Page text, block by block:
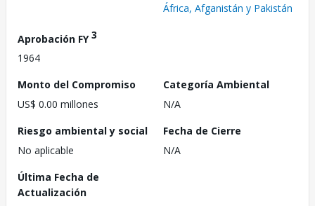
África, Afganistán y Pakistán
Aprobación FY3
1964
Monto del Compromiso
US$ 0.00 millones
Categoría Ambiental
N/A
Riesgo ambiental y social
No aplicable
Fecha de Cierre
N/A
Última Fecha de
Actualización